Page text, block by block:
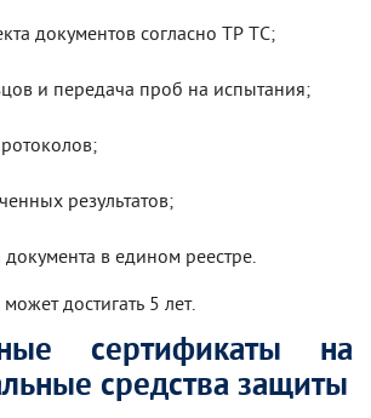
документов согласно ТР ТС;
и передача проб на испытания;
результатов;
документа в едином реестре.
достигать 5 лет.
сертификаты на
средства защиты